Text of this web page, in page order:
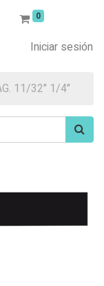
0
Iniciar sesión
11/32" 1/4"